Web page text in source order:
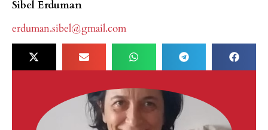
Sibel Erduman
erduman.sibel@gmail.com